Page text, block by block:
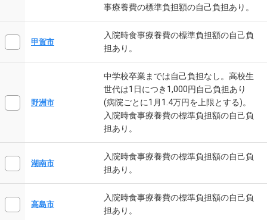
事療養費の標準負担額の自己負担あり。
甲賀市
入院時食事療養費の標準負担額の自己負
担あり。
野洲市
中学校卒業までは自己負担なし。高校生
世代は1日につき1,000円自己負担あり
(病院ごとに1月1.4万円を上限とする)。
入院時食事療養費の標準負担額の自己負
担あり。
湖南市
入院時食事療養費の標準負担額の自己負
担あり。
高島市
入院時食事療養費の標準負担額の自己負
担あり。